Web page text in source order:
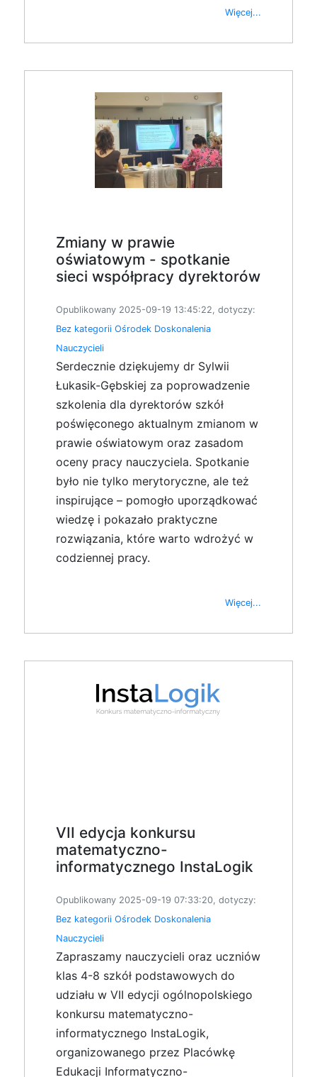
Więcej...
Zmiany w prawie
oświatowym - spotkanie
sieci współpracy dyrektorów
Opublikowany 2025-09-19 13:45:22, dotyczy:
Bez kategorii Ośrodek Doskonalenia
Nauczycieli
Serdecznie dziękujemy dr Sylwii
Łukasik-Gębskiej za poprowadzenie
szkolenia dla dyrektorów szkół
poświęconego aktualnym zmianom w
prawie oświatowym oraz zasadom
oceny pracy nauczyciela. Spotkanie
było nie tylko merytoryczne, ale też
inspirujące – pomogło uporządkować
wiedzę i pokazało praktyczne
rozwiązania, które warto wdrożyć w
codziennej pracy.
Więcej...
VII edycja konkursu
matematyczno-
informatycznego InstaLogik
Opublikowany 2025-09-19 07:33:20, dotyczy:
Bez kategorii Ośrodek Doskonalenia
Nauczycieli
Zapraszamy nauczycieli oraz uczniów
klas 4-8 szkół podstawowych do
udziału w VII edycji ogólnopolskiego
konkursu matematyczno-
informatycznego InstaLogik,
organizowanego przez Placówkę
Edukacji Informatyczno-